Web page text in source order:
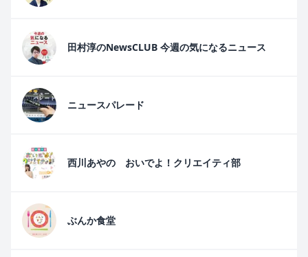
田村淳のNewsCLUB 今週の気になるニュース
ニュースパレード
西川あやの おいでよ！クリエイティ部
ぶんか食堂